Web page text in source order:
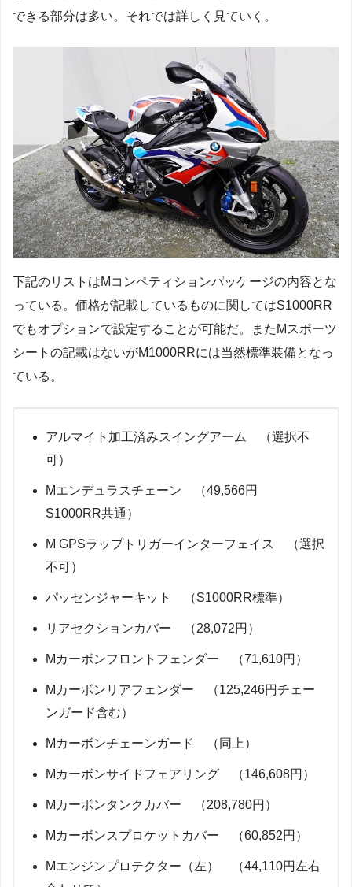
できる部分は多い。それでは詳しく見ていく。
下記のリストはMコンペティションパッケージの内容とな
っている。価格が記載しているものに関してはS1000RR
でもオプションで設定することが可能だ。またMスポーツ
シートの記載はないがM1000RRには当然標準装備となっ
ている。
アルマイト加工済みスイングアーム （選択不
可）
Mエンデュラスチェーン （49,566円
S1000RR共通）
M GPSラップトリガーインターフェイス （選択
不可）
パッセンジャーキット （S1000RR標準）
リアセクションカバー （28,072円）
Mカーボンフロントフェンダー （71,610円）
Mカーボンリアフェンダー （125,246円チェー
ンガード含む）
Mカーボンチェーンガード （同上）
Mカーボンサイドフェアリング （146,608円）
Mカーボンタンクカバー （208,780円）
Mカーボンスプロケットカバー （60,852円）
Mエンジンプロテクター（左） （44,110円左右